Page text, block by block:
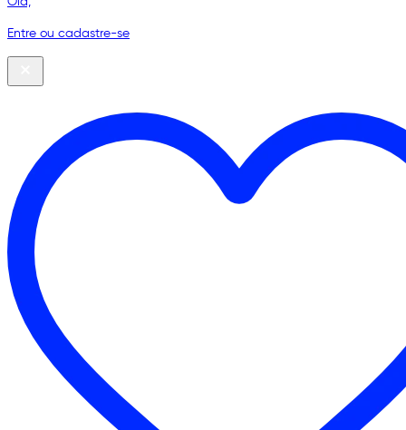
Entre ou cadastre-se